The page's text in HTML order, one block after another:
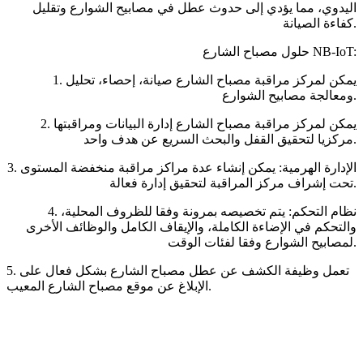
اليدوي، مما يؤدي إلى حدوث عطل في مصابيح الشوارع وتقليل
كفاءة الصيانة.
حلول مصباح الشارع NB-IoT:
1. يمكن لمركز مراقبة مصباح الشارع صيانة، إحصاء، تحليل
ومعالجة مصابيح الشوارع.
2. يمكن لمركز مراقبة مصباح الشارع إدارة البيانات ومراقبتها
مركزيا لتحقيق القفل والبحث السريع عن هدف واحد.
3. الإدارة الهرمية: يمكن إنشاء عدة مراكز مراقبة منخفضة المستوى
تحت إشراف مركز المراقبة لتحقيق إدارة فعالة.
4. نظام التحكم: يتم تخصيصه بمرونة وفقا للظروف المحلية،
والتحكم في الإضاءة الكاملة، والإيقاف الكامل والوظائف الأخرى
لمصابيح الشوارع وفقا لفئات الوقت.
5. تعمل وظيفة الكشف عن عطل مصباح الشارع بشكل فعال على
الإبلاغ عن موقع مصباح الشارع المعيب.